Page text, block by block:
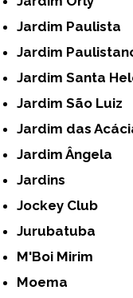
Jardim Paulista
Jardim
Jardim Santa
Jardim São Luiz
Jardim das
Jardim Ângela
Jardins
Jockey Club
Jurubatuba
M'Boi Mirim
Moema